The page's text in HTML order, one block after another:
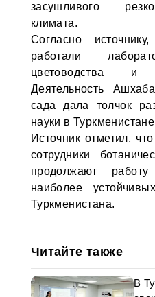
засушливого
климата.
Согласно
работали
цветоводства
Деятельность
сада дала толчок
науки в
Источник отметил,
сотрудники
продолжают
наиболее
Туркменистана.
Читайте также
В